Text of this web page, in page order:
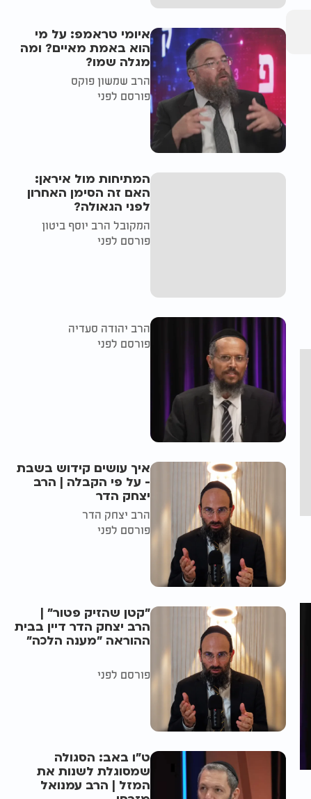
איומי טראמפ: על מי
הוא באמת מאיים? ומה
מגלה שמו?
הרב שמשון פוקס
פורסם לפני
המתיחות מול איראן:
האם זה הסימן האחרון
לפני הגאולה?
המקובל הרב יוסף ביטון
פורסם לפני
הרב יהודה סעדיה
פורסם לפני
איך עושים קידוש בשבת
- על פי הקבלה | הרב
יצחק הדר
הרב יצחק הדר
פורסם לפני
"קטן שהזיק פטור" |
הרב יצחק הדר דיין בבית
ההוראה "מענה הלכה"
פורסם לפני
ט"ו באב: הסגולה
שמסוגלת לשנות את
המזל | הרב עמנואל